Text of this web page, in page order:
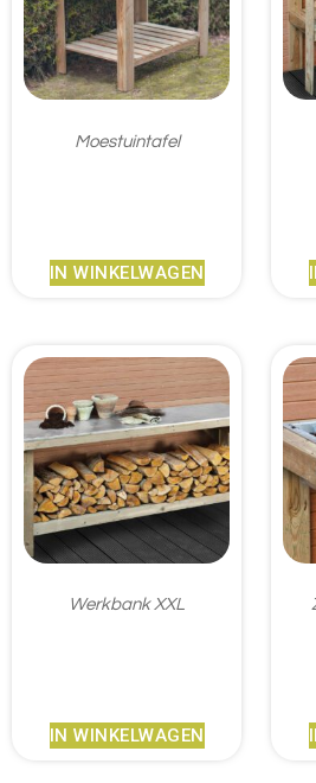
Moestuintafel
IN WINKELWAGEN
Werkbank XXL
IN WINKELWAGEN